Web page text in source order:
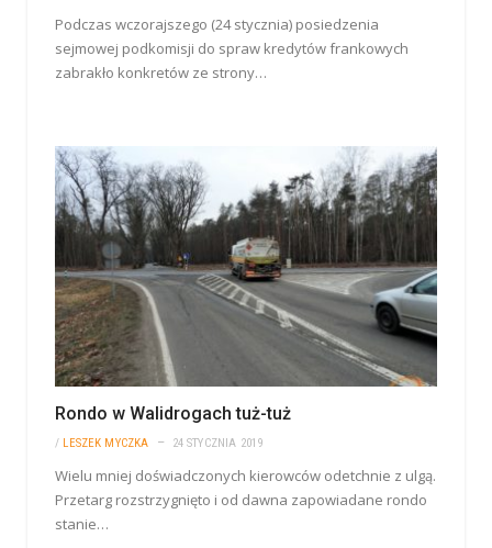
Podczas wczorajszego (24 stycznia) posiedzenia
sejmowej podkomisji do spraw kredytów frankowych
zabrakło konkretów ze strony…
Rondo w Walidrogach tuż-tuż
/ LESZEK MYCZKA 24 STYCZNIA 2019
Wielu mniej doświadczonych kierowców odetchnie z ulgą.
Przetarg rozstrzygnięto i od dawna zapowiadane rondo
stanie…